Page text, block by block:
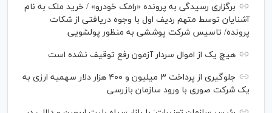
برگزاری رسیدگی به پرونده «رامک خودرو» / خرید ملک به نام
آشنایان توسط متهم ردیف اول با وجوه دریافتی از شکات
پرونده/ تاسیس شرکت پوششی به منظور پولشویی
هیچ یک از اموال سردار آزمون رفع توقیف نشده است
جلوگیری از پرداخت ۳ میلیون و ۴۰۰ هزار دلار سهمیه ارزی به
یک شرکت صوری با ورود سازمان بازرسی